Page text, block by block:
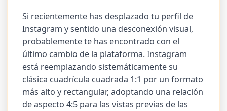
Si recientemente has desplazado tu perfil de
Instagram y sentido una desconexión visual,
probablemente te has encontrado con el
último cambio de la plataforma. Instagram
está reemplazando sistemáticamente su
clásica cuadrícula cuadrada 1:1 por un formato
más alto y rectangular, adoptando una relación
de aspecto 4:5 para las vistas previas de las